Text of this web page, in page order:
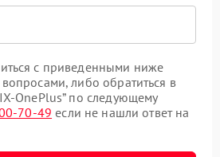
с приведенными ниже
либо обратиться в
OnePlus” по следующему
70-49 если не нашли ответ на